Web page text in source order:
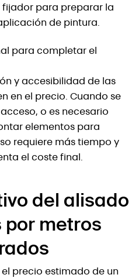
para preparar la
de pintura.
para completar el
y accesibilidad de las
en el precio. Cuando se
o es necesario
elementos para
requiere más tiempo y
el coste final.
del alisado
por metros
precio estimado de un